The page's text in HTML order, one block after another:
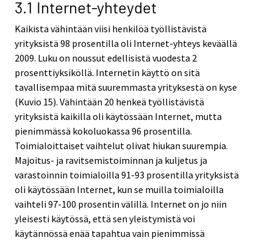
3.1 Internet-yhteydet
Kaikista vähintään viisi henkilöä työllistävistä
yrityksistä 98 prosentilla oli Internet-yhteys keväällä
2009. Luku on noussut edellisistä vuodesta 2
prosenttiyksiköllä. Internetin käyttö on sitä
tavallisempaa mitä suuremmasta yrityksestä on kyse
(Kuvio 15). Vähintään 20 henkeä työllistävistä
yrityksistä kaikilla oli käytössään Internet, mutta
pienimmässä kokoluokassa 96 prosentilla.
Toimialoittaiset vaihtelut olivat hiukan suurempia.
Majoitus- ja ravitsemistoiminnan ja kuljetus ja
varastoinnin toimialoilla 91-93 prosentilla yrityksistä
oli käytössään Internet, kun se muilla toimialoilla
vaihteli 97-100 prosentin välillä. Internet on jo niin
yleisesti käytössä, että sen yleistymistä voi
käytännössä enää tapahtua vain pienimmissä